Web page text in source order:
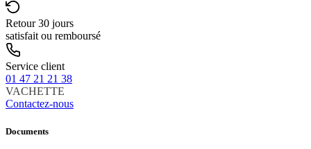
Retour 30 jours
satisfait ou remboursé
Service client
01 47 21 21 38
VACHETTE
Contactez-nous
Documents